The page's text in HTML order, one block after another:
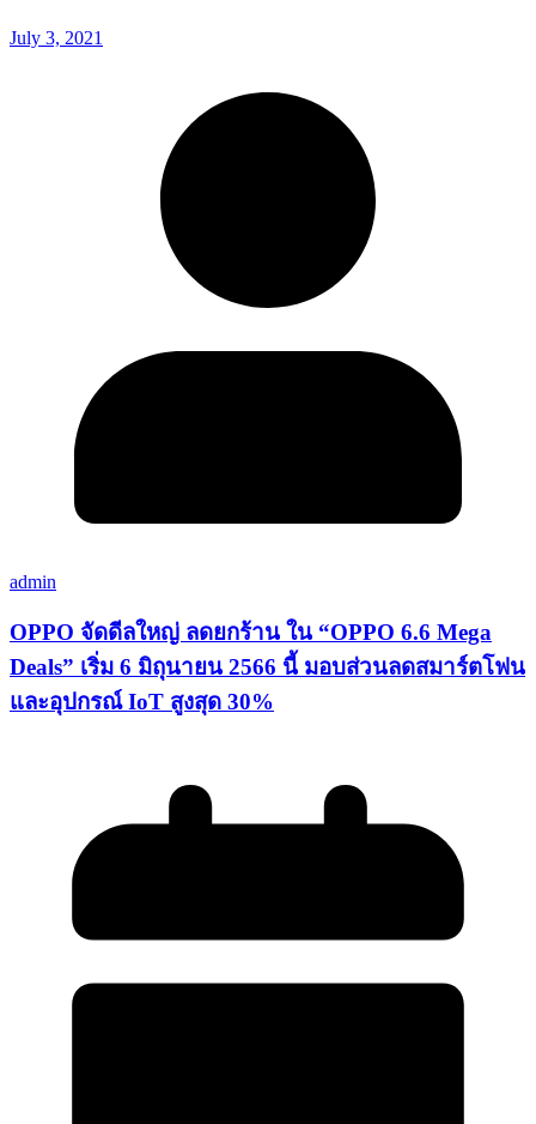
July 3, 2021
admin
OPPO จัดดีลใหญ่ ลดยกร้าน ใน “OPPO 6.6 Mega
Deals” เริ่ม 6 มิถุนายน 2566 นี้ มอบส่วนลดสมาร์ตโฟน
และอุปกรณ์ IoT สูงสุด 30%